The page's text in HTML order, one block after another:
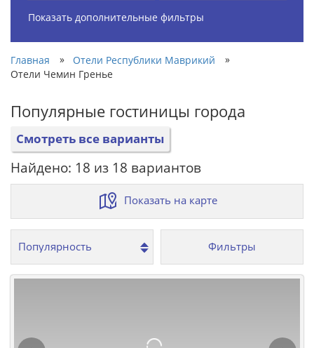
Показать дополнительные фильтры
Главная » Отели Республики Маврикий
»
Отели Чемин Гренье
Популярные гостиницы города
Смотреть все варианты
Найдено: 18 из 18 вариантов
Показать на карте
Фильтры